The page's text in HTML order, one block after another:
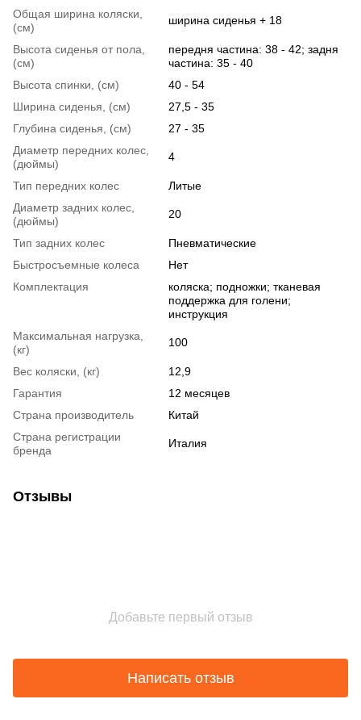
Общая ширина коляски,
(см)
ширина сиденья + 18
Высота сиденья от пола,
(см)
передня частина: 38 - 42; задня
частина: 35 - 40
Высота спинки, (см)
40 - 54
Ширина сиденья, (см)
27,5 - 35
Глубина сиденья, (см)
27 - 35
Диаметр передних колес,
(дюймы)
4
Тип передних колес
Литые
Диаметр задних колес,
(дюймы)
20
Тип задних колес
Пневматические
Быстросъемные колеса
Нет
Комплектация
коляска; подножки; тканевая
поддержка для голени;
инструкция
Максимальная нагрузка,
(кг)
100
Вес коляски, (кг)
12,9
Гарантия
12 месяцев
Страна производитель
Китай
Страна регистрации
бренда
Италия
Отзывы
Добавьте первый отзыв
Написать отзыв